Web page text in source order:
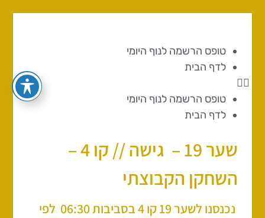
טופס הרשמה לנוף היומי
לדף הבית
טופס הרשמה לנוף היומי
לדף הבית
שער 19 – גישה // קו 4 –
השחקן הקבוצתי
נכנסנו לשער 19 קו 4 בסביבות 06:30 לפי